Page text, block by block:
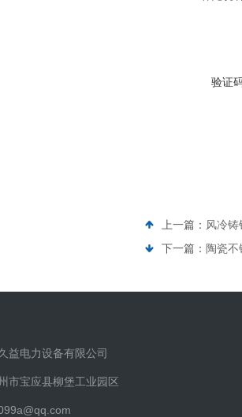
验证
上一篇： 风冷
下一篇： 陶瓷
益电力设备有限公司
市宝应县柳堡工业园区